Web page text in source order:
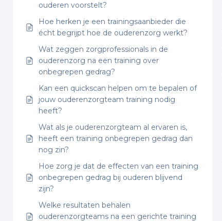
ouderen voorstelt?
Hoe herken je een trainingsaanbieder die
écht begrijpt hoe de ouderenzorg werkt?
Wat zeggen zorgprofessionals in de
ouderenzorg na een training over
onbegrepen gedrag?
Kan een quickscan helpen om te bepalen of
jouw ouderenzorgteam training nodig
heeft?
Wat als je ouderenzorgteam al ervaren is,
heeft een training onbegrepen gedrag dan
nog zin?
Hoe zorg je dat de effecten van een training
onbegrepen gedrag bij ouderen blijvend
zijn?
Welke resultaten behalen
ouderenzorgteams na een gerichte training